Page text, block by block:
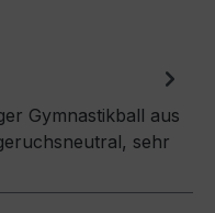
Gymnastikball aus
sehr